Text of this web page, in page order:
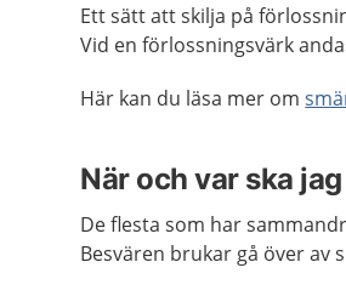
Ett sätt att skilja på
Vid en förlossningsvärk
Här kan du läsa mer om
När och var ska
De flesta som har
Besvären brukar gå över av